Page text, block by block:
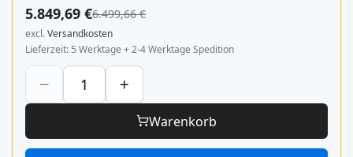
5.849,69 €6.499,66 €
excl.Versandkosten
Lieferzeit 5 Werktage + 2-4 Werktage Spedition
Warenkorb